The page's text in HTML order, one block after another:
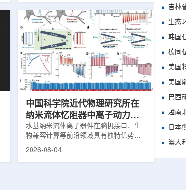
究。在施瓦茨·赖斯曼创新园区举行了签
约仪式，标志着多伦多大学、加拿大核
实验室和原子能公司有限公司(AECL)正
式确立了合作关系。该学术合作计划将
为参学院校提供进入国家级实验室基础
设施、技术和专业知识的渠道，合作领
域涵盖清洁能源、医疗健康、环境修复
以及国家安全等多个方面。此次...
中国科学院近代物理研究所在
纳米流体忆阻器中离子动力学
调控研究方面获新进展
水基纳米流体离子器件在脑机接口、生
物兼容计算等前沿领域具有独特优势。
近期，中国科学院近代物理研究所重离
2026-08-04
吉林
生态
美国
美国
巴西
越南
日本
澳大